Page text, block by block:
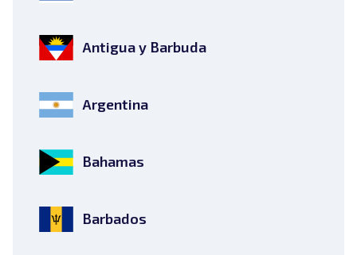
Antigua y Barbuda
Argentina
Bahamas
Barbados